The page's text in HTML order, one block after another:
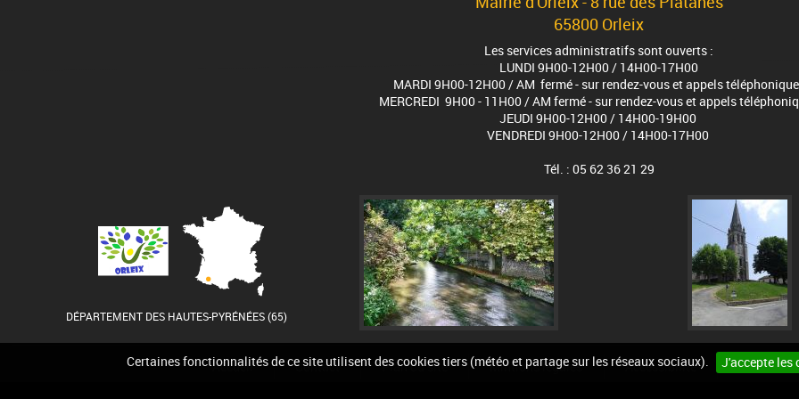
Certaines fonctionnalités de ce site utilisent des cookies tiers (météo et partage sur les réseaux sociaux). J'accepte les
65800 Orleix
Les services administratifs sont ouverts :
LUNDI 9H00-12H00 / 14H00-17H00
MARDI 9H00-12H00 / AM fermé - sur rendez-vous et appels
MERCREDI 9H00 - 11H00 / AM fermé - sur rendez-vous et appels
JEUDI 9H00-12H00 / 14H00-19H00
VENDREDI 9H00-12H00 / 14H00-17H00
Tél. : 05 62 36 21 29
DÉPARTEMENT DES HAUTES-PYRÉNÉES (65)
Accueil Contact Plan du site Mintions légales Accessibilité Cookies